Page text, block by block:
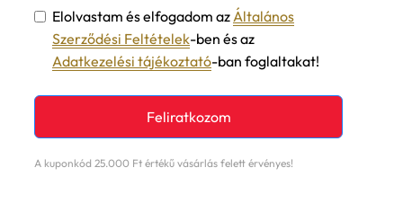
Elolvastam és elfogadom az Általános
Szerződési Feltételek-ben és az
Adatkezelési tájékoztató-ban foglaltakat!
Feliratkozom
A kuponkód 25.000 Ft értékű vásárlás felett érvényes!